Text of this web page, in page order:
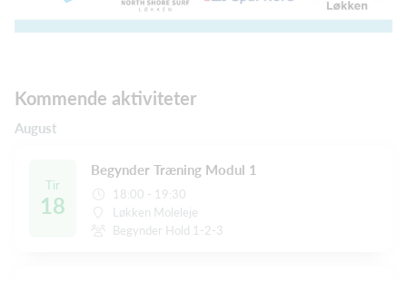
Kommende aktiviteter
August
Tir
18
Begynder Træning Modul 1
18:00 - 19:30
Løkken Moleleje
Begynder Hold 1-2-3